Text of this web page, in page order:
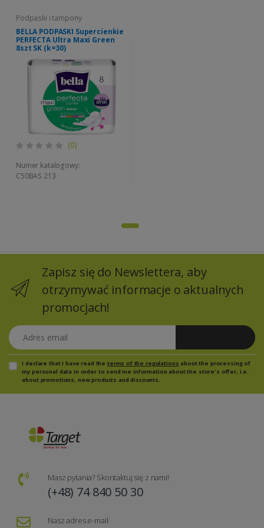
Podpaski i tampony
BELLA PODPASKI Supercienkie
PERFECTA Ultra Maxi Green
8szt SK (k=30)
(0)
Numer katalogowy:
C50BAS 213
Zapisz się do Newslettera, aby
otrzymywać informacje o aktualnych
promocjach!
Adres email
I declare that I have read the terms of the regulations about the processing of
my personal data in order to send me information about the store's offer, i.e.
about promotions, new products and discounts.
Masz pytania? Skontaktuj się z nami!
(+48) 74 840 50 30
Nasz adres e-mail